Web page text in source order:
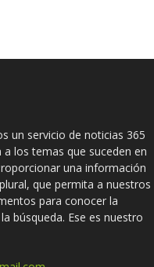
un servicio de noticias 365
los temas que suceden en
una información
que permita a nuestros
para conocer la
búsqueda. Ese es nuestro